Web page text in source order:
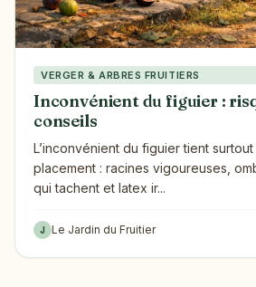
VERGER & ARBRES FRUITIERS
Inconvénient du figuier :
conseils
L’inconvénient du figuier tient
placement : racines vigoureuses,
qui tachent et latex ir...
J Le Jardin du Fruitier